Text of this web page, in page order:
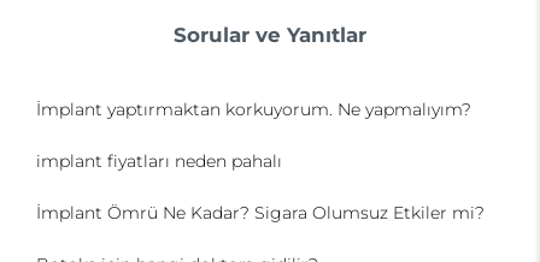
Sorular ve Yanıtlar
İmplant yaptırmaktan korkuyorum. Ne yapmalıyım?
implant fiyatları neden pahalı
İmplant Ömrü Ne Kadar? Sigara Olumsuz Etkiler mi?